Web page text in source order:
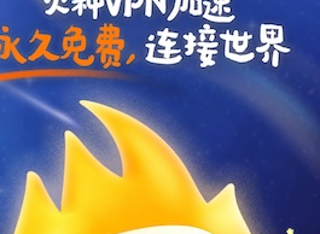
支持[0] 反对
支持